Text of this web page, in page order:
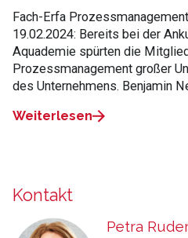
Fach-Erfa
19.02.2024: Bereits bei der
Aquademie spürten die
Prozessmanagement großer
des Unternehmens. Benjamin
Weiterlesen
Kontakt
Petra